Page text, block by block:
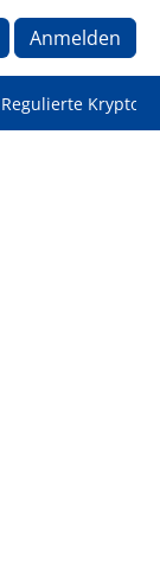
Anmelden
Regulierte